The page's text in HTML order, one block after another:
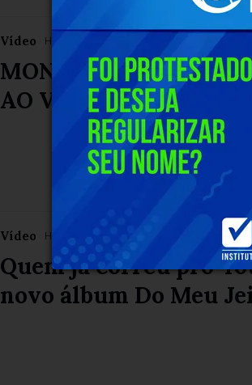
Vídeo Há 6 meses
MONITORAMENTO
AO VIVO
Vídeo Há 7 meses
Quem já correu pro
novo álbum Do Meu